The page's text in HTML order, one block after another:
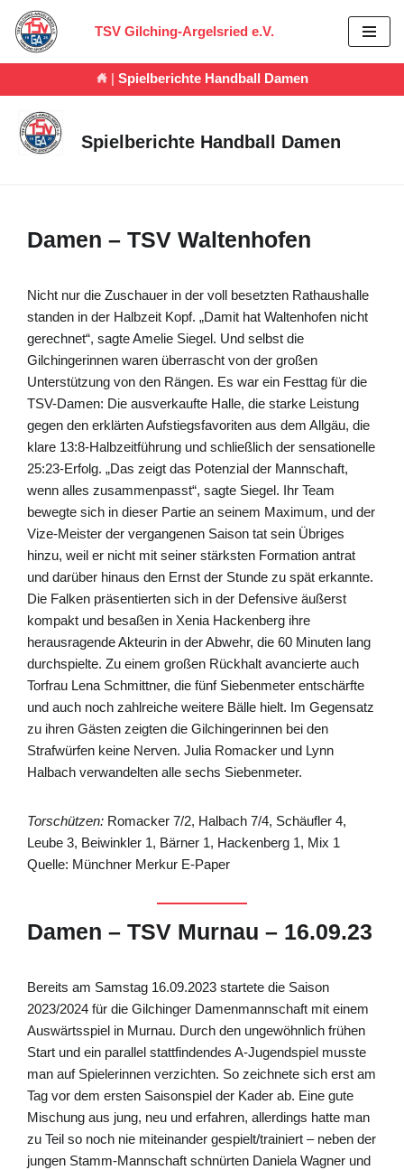
Zum
TSV Gilching-Argelsried e.V.
| Spielberichte Handball Damen
Spielberichte Handball Damen
Damen – TSV Waltenhofen
Nicht nur die Zuschauer in der voll besetzten Rathaushalle
standen in der Halbzeit Kopf. „Damit hat Waltenhofen nicht
gerechnet“, sagte Amelie Siegel. Und selbst die
Gilchingerinnen waren überrascht von der großen
Unterstützung von den Rängen. Es war ein Festtag für die
TSV-Damen: Die ausverkaufte Halle, die starke Leistung
gegen den erklärten Aufstiegsfavoriten aus dem Allgäu, die
klare 13:8-Halbzeitführung und schließlich der sensationelle
25:23-Erfolg. „Das zeigt das Potenzial der Mannschaft,
wenn alles zusammenpasst“, sagte Siegel. Ihr Team
bewegte sich in dieser Partie an seinem Maximum, und der
Vize-Meister der vergangenen Saison tat sein Übriges
hinzu, weil er nicht mit seiner stärksten Formation antrat
und darüber hinaus den Ernst der Stunde zu spät erkannte.
Die Falken präsentierten sich in der Defensive äußerst
kompakt und besaßen in Xenia Hackenberg ihre
herausragende Akteurin in der Abwehr, die 60 Minuten lang
durchspielte. Zu einem großen Rückhalt avancierte auch
Torfrau Lena Schmittner, die fünf Siebenmeter entschärfte
und auch noch zahlreiche weitere Bälle hielt. Im Gegensatz
zu ihren Gästen zeigten die Gilchingerinnen bei den
Strafwürfen keine Nerven. Julia Romacker und Lynn
Halbach verwandelten alle sechs Siebenmeter.
Torschützen: Romacker 7/2, Halbach 7/4, Schäufler 4,
Leube 3, Beiwinkler 1, Bärner 1, Hackenberg 1, Mix 1
Quelle: Münchner Merkur E-Paper
Damen – TSV Murnau – 16.09.23
Bereits am Samstag 16.09.2023 startete die Saison
2023/2024 für die Gilchinger Damenmannschaft mit einem
Auswärtsspiel in Murnau. Durch den ungewöhnlich frühen
Start und ein parallel stattfindendes A-Jugendspiel musste
man auf Spielerinnen verzichten. So zeichnete sich erst am
Tag vor dem ersten Saisonspiel der Kader ab. Eine gute
Mischung aus jung, neu und erfahren, allerdings hatte man
zu Teil so noch nie miteinander gespielt/trainiert – neben der
jungen Stamm-Mannschaft schnürten Daniela Wagner und